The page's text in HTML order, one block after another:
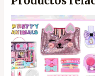
El
precio
original
era:
.
₡7,500
El
precio
actual
es:
.
₡5,250